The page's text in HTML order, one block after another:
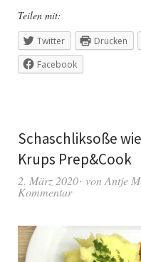
Teilen mit:
Twitter Drucken
Facebook
Schaschliksoße
Krups Prep&Cook
2. März 2020 vonAntje
Kommentar